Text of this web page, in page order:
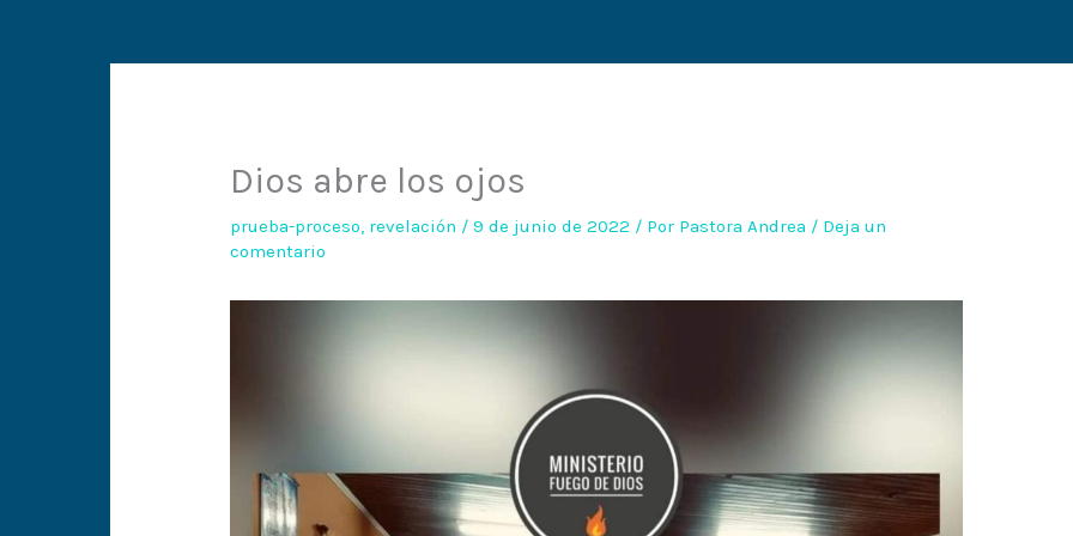
Dios abre los ojos
prueba-proceso, revelación /9 de junio de 2022 / Por Pastora Andrea / Deja un
comentario